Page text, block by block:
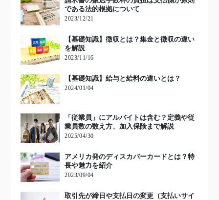
である法的根拠について
2023/12/21
【基礎知識】徴収とは？集金と徴収の違い
を解説
2023/11/16
【基礎知識】給与と給料の違いとは？
2024/01/04
「従業員」にアルバイトは含む？定義や従
業員数の数え方、加入保険まで解説
2025/04/30
アメリカ発のディスカバーカードとは？特
長や魅力を紹介
2023/09/04
取引先が締日や支払日の変更（支払いサイ